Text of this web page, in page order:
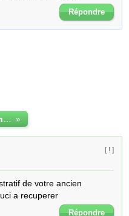
Répondre
»
[ ! ]
de votre ancien
a recuperer
Répondre